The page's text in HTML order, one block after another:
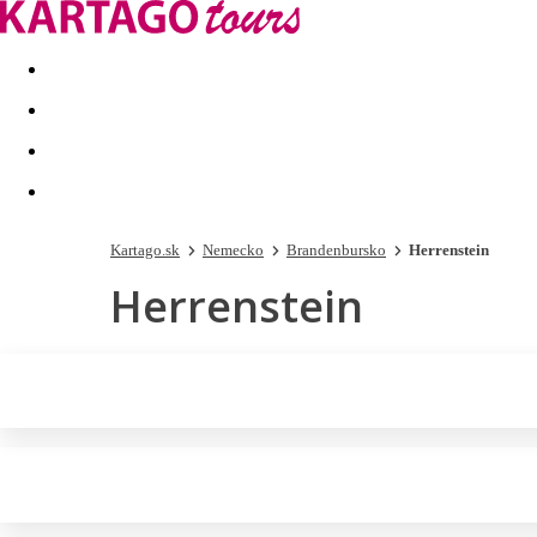
Last minute Dovolenkové kluby
Kartago.sk Nemecko Brandenbursko Herrenstein
Herrenstein